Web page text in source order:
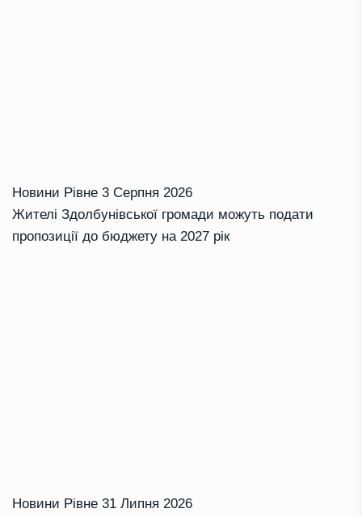
Новини Рівне 3 Серпня 2026
Жителі Здолбунівської громади можуть подати
пропозиції до бюджету на 2027 рік
Новини Рівне 31 Липня 2026